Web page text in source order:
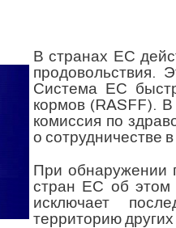
В странах ЕС
продовольствия.
Система ЕС
кормов (RASFF).
комиссия по
о сотрудничестве
При обнаружении
стран ЕС об этом
исключает
территорию